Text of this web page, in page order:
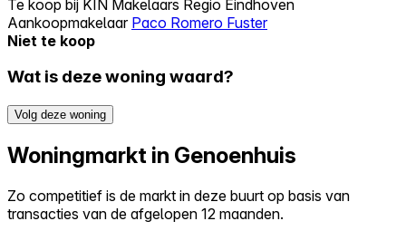
Te koop bij KIN Makelaars Regio Eindhoven
Aankoopmakelaar Paco Romero Fuster
Niet te koop
Wat is deze woning waard?
Volg deze woning
Woningmarkt in Genoenhuis
Zo competitief is de markt in deze buurt op basis van
transacties van de afgelopen 12 maanden.